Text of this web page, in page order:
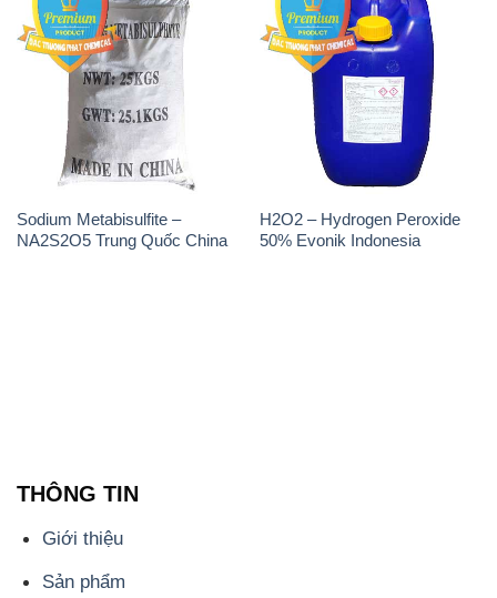
Sodium Metabisulfite –
NA2S2O5 Trung Quốc China
H2O2 – Hydrogen Peroxide
50% Evonik Indonesia
Chính sách và quy định chung
Tin tức
Liên hệ